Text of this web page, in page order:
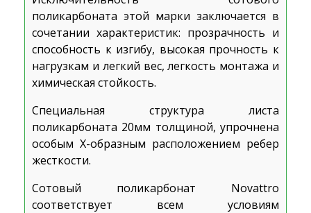
поликарбоната этой марки заключается в
сочетании характеристик: прозрачность и
способность к изгибу, высокая прочность к
нагрузкам и легкий вес, легкость монтажа и
химическая стойкость.
Специальная структура листа
поликарбоната 20мм толщиной, упрочнена
особым Х-образным расположением ребер
жесткости.
Сотовый поликарбонат Novattro
соответствует всем условиям